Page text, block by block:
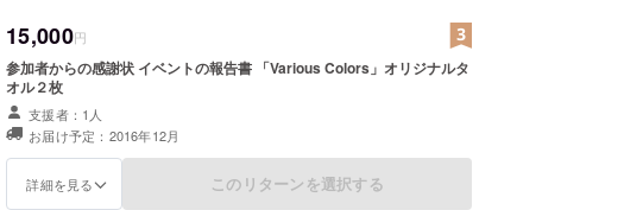
15,000円
参加者からの感謝状 イベントの報告書 「Various Colors」オリジナルタ
オル２枚
支援者：1人
お届け予定：2016年12月
詳細を見る このリターンを選択する